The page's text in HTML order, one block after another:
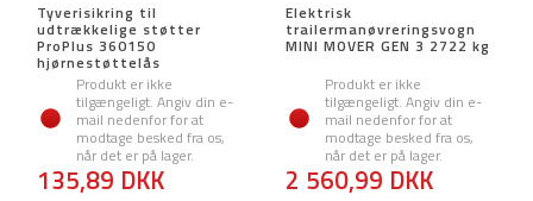
Tyverisikring til
udtrækkelige støtter
ProPlus 360150
hjørnestøttelås
Produkt er ikke
tilgængeligt. Angiv din e-
mail nedenfor for at
modtage besked fra os,
når det er på lager.
135,89 DKK
Elektrisk
trailermanøvreringsvogn
MINI MOVER GEN 3 2722 kg
Produkt er ikke
tilgængeligt. Angiv din e-
mail nedenfor for at
modtage besked fra os,
når det er på lager.
2 560,99 DKK